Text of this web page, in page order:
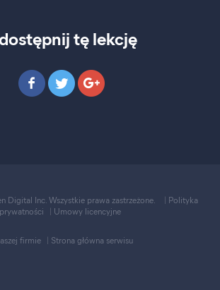
tę lekcję
Digital Inc. Wszystkie prawa zastrzeżone.
Polityka
prywatności
Umowy licencyjne
firmie Strona główna serwisu